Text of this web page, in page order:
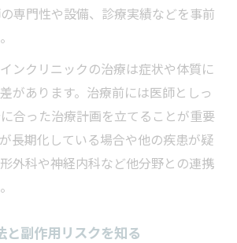
専門性や設備、診療実績などを事前
ンクリニックの治療は症状や体質に
があります。治療前には医師としっ
合った治療計画を立てることが重要
長期化している場合や他の疾患が疑
外科や神経内科など他分野との連携
と副作用リスクを知る